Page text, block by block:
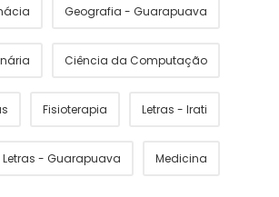
Geografia - Guarapuava
Ciência da Computação
Fisioterapia Letras - Irati
Letras - Guarapuava Medicina